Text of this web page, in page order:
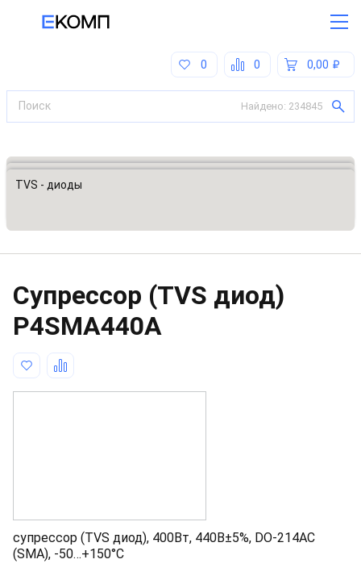
0,00
0
0
Найдено: 234845
Все категории
Предохранители, ограничители напряжения
TVS - диоды
Супрессор (TVS диод)
P4SMA440A
супрессор (TVS диод), 400Вт, 440В±5%, DO-214AC
(SMA), -50…+150°С